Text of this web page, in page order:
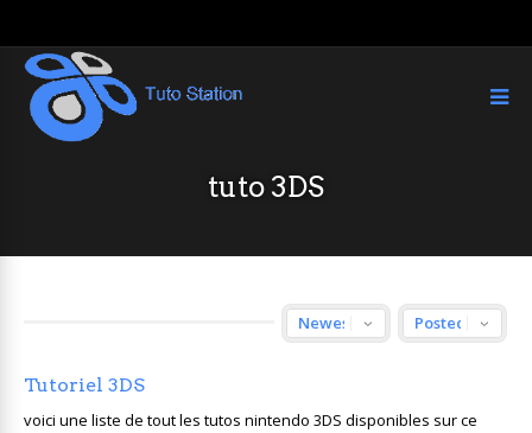
tuto 3DS
Tutoriel 3DS
voici une liste de tout les tutos nintendo 3DS disponibles sur ce